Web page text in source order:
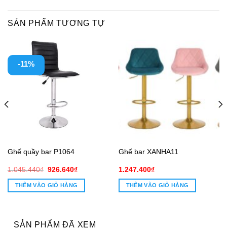
SẢN PHẨM TƯƠNG TỰ
-11%
Ghế quầy bar P1064
1.045.440₫ Giá
là:
1.045.440₫.
926.640₫Giá
tại
là:
THÊM VÀO GIỎ HÀNG
Ghế bar XANHA11
1.247.400₫
THÊM VÀO GIỎ HÀNG
SẢN PHẨM ĐÃ XEM